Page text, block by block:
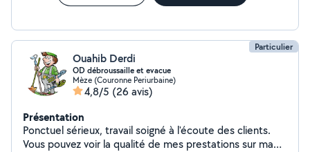
Particulier
Ouahib Derdi
OD débroussaille et evacue
Mèze (Couronne Periurbaine)
4,8/5 (26 avis)
Présentation
Ponctuel sérieux, travail soigné à l'écoute des clients.
Vous pouvez voir la qualité de mes prestations sur ma